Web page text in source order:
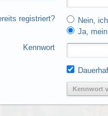
registriert?
Nein,
Ja,
Kennwort
Kennwort